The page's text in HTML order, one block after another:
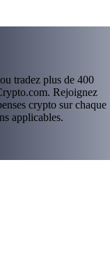
tradez plus de 400
Rejoignez
crypto sur chaque
applicables.